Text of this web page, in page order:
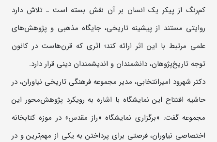
کم‌رنگ از پیکر یک انسان بر آن نقش بسته است ـ تلاش دارد
روایتی مستند از پیشینه تاریخی، جایگاه مذهبی و پژوهش‌های
علمی مرتبط با این اثر ارائه کند؛ اثری که قرن‌هاست در کانون
توجه تاریخ‌پژوهان، دانشمندان و اندیشمندان دینی قرار دارد.
دکتر شهرود امیرانتخابی، مدیر مجموعه فرهنگی‌ تاریخی نیاوران، در
حاشیه افتتاح این نمایشگاه با اشاره به رویکرد پژوهش‌محور این
مجموعه گفت: «برگزاری نمایشگاه «راز مقدس» در موزه کتابخانه
اختصاصی نیاوران، فرصتی برای پرداختن به یکی از مهم‌ترین و در